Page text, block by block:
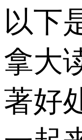
以下
拿大
著好